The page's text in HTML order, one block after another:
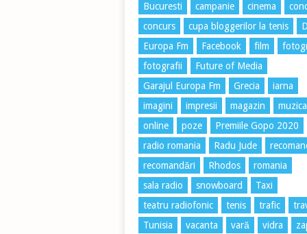
Bucuresti
campanie cinema
concurs
cupa bloggerilor la tenis
Europa Fm
Facebook film
fotografii
Future of Media
Garajul Europa Fm
Grecia
iarna
imagini
impresii magazin
muzica
online
poze
Premiile Gopo 2020
radio romania
Radu Jude
recomandări
Rhodos
romania
sala radio
snowboard
Taxi
teatru radiofonic
tenis trafic
Tunisia
vacanta vară vidra